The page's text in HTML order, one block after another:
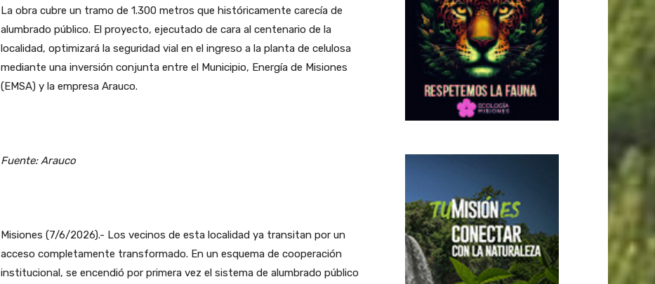
La obra cubre un tramo de 1.300 metros que históricamente carecía de
alumbrado público. El proyecto, ejecutado de cara al centenario de la
localidad, optimizará la seguridad vial en el ingreso a la planta de celulosa
mediante una inversión conjunta entre el Municipio, Energía de Misiones
(EMSA) y la empresa Arauco.
Fuente: Arauco
Misiones (7/6/2026).- Los vecinos de esta localidad ya transitan por un
acceso completamente transformado. En un esquema de cooperación
institucional, se encendió por primera vez el sistema de alumbrado público